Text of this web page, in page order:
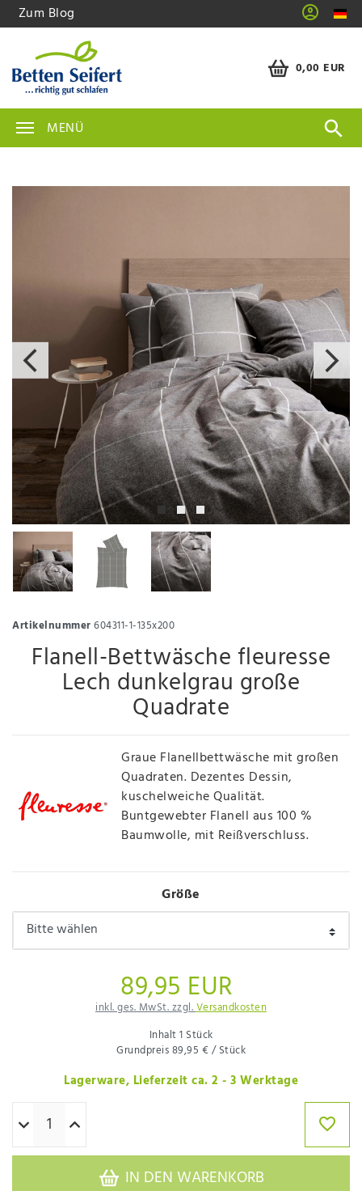
Zum Blog
0,00 EUR
MENÜ
Artikelnummer604311-1-135x200
Flanell-Bettwäsche fleuresse
Lech dunkelgrau große
Quadrate
Graue Flanellbettwäsche mit großen
Quadraten. Dezentes Dessin,
kuschelweiche Qualität.
Buntgewebter Flanell aus 100 %
Baumwolle, mit Reißverschluss.
Größe
89,95 EUR
inkl. ges. MwSt. zzgl.Versandkosten
Inhalt1 Stück
Grundpreis89,95 € / Stück
Lagerware, Lieferzeit ca. 2 - 3 Werktage
IN DEN WARENKORB